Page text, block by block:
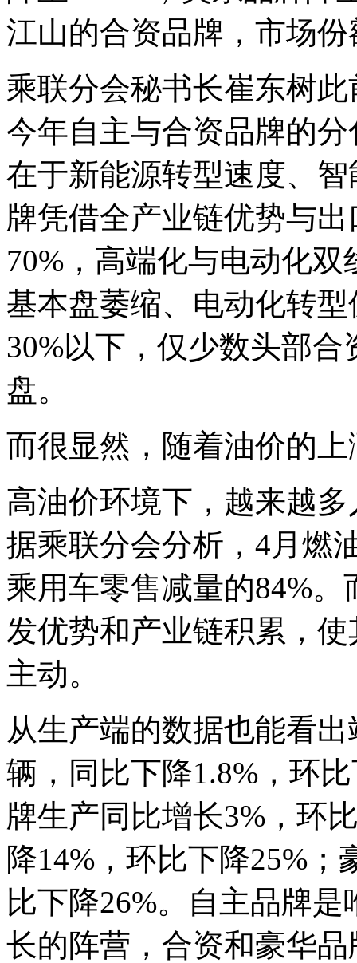
江山的合资品牌，市场
乘联分会秘书长崔东树
今年自主与合资品牌的
在于新能源转型速度、
牌凭借全产业链优势与
70%，高端化与电动化
基本盘萎缩、电动化转
30%以下，仅少数头部
盘。
而很显然，随着油价的
高油价环境下，越来越
据乘联分会分析，4月燃
乘用车零售减量的84%
发优势和产业链积累，
主动。
从生产端的数据也能看
辆，同比下降1.8%，环
牌生产同比增长3%，环
降14%，环比下降25%
比下降26%。自主品牌
长的阵营，合资和豪华